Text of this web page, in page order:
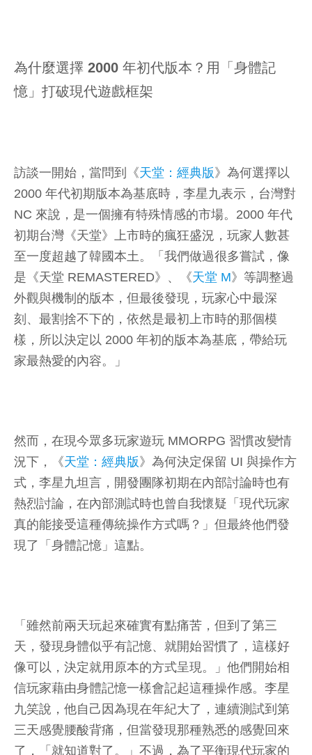
為什麼選擇 2000 年初代版本？用「身體記
憶」打破現代遊戲框架
訪談一開始，當問到《天堂：經典版 》為何選擇以
2000 年代初期版本為基底時，李星九表示，台灣對
NC 來說，是一個擁有特殊情感的市場。2000 年代
初期台灣《天堂》上市時的瘋狂盛況，玩家人數甚
至一度超越了韓國本土。「我們做過很多嘗試，像
是《天堂 REMASTERED》、《天堂 M》等調整過
外觀與機制的版本，但最後發現，玩家心中最深
刻、最割捨不下的，依然是最初上市時的那個模
樣，所以決定以 2000 年初的版本為基底，帶給玩
家最熱愛的內容。」
然而，在現今眾多玩家遊玩 MMORPG 習慣改變情
況下，《天堂：經典版 》為何決定保留 UI 與操作方
式，李星九坦言，開發團隊初期在內部討論時也有
熱烈討論，在內部測試時也曾自我懷疑「現代玩家
真的能接受這種傳統操作方式嗎？」但最終他們發
現了「身體記憶」這點。
「雖然前兩天玩起來確實有點痛苦，但到了第三
天，發現身體似乎有記憶、就開始習慣了，這樣好
像可以，決定就用原本的方式呈現。」他們開始相
信玩家藉由身體記憶一樣會記起這種操作感。李星
九笑說，他自己因為現在年紀大了，連續測試到第
三天感覺腰酸背痛，但當發現那種熟悉的感覺回來
了，「就知道對了。」不過，為了平衡現代玩家的